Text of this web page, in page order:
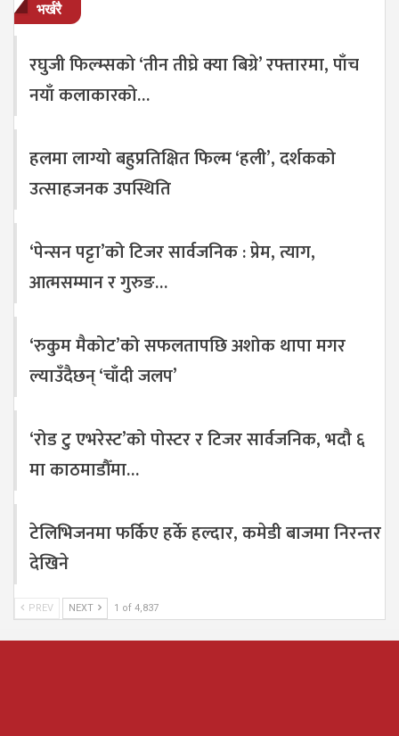
भर्खरै
रघुजी फिल्म्सको ‘तीन तीघ्रे क्या बिग्रे’ रफ्तारमा, पाँच
नयाँ कलाकारको…
हलमा लाग्यो बहुप्रतिक्षित फिल्म ‘हली’, दर्शकको
उत्साहजनक उपस्थिति
‘पेन्सन पट्टा’को टिजर सार्वजनिक : प्रेम, त्याग,
आत्मसम्मान र गुरुङ…
‘रुकुम मैकोट’को सफलतापछि अशोक थापा मगर
ल्याउँदैछन् ‘चाँदी जलप’
‘रोड टु एभरेस्ट’को पोस्टर र टिजर सार्वजनिक, भदौ ६
मा काठमाडौँमा…
टेलिभिजनमा फर्किए हर्के हल्दार, कमेडी बाजमा निरन्तर
देखिने
PREV NEXT 1 of 4,837